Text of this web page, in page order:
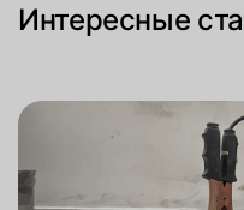
Интересные